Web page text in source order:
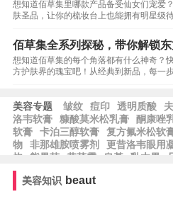
想知道佰草集里哪款产品备受仙女们宠爱
肤圣品，让你的梳妆台上也能拥有明星级
佰草集全系列探秘，带你解锁
想知道佰草集的每个角落都有什么神奇？
方护肤界的瑰宝吧！从经典到新品，每一
美容专题 皱纹 痘印 透明质酸
洛韦软膏
糠酸莫米松乳膏 酮康唑
软膏
卡泊三醇软膏 复方氟米松软
物
非那雄胺喷雾剂 更昔洛韦眼用
炮
熊果苷 黄芪霜 皂基 乳木果
可
根皮素
果酸换肤
美容知识 beaut